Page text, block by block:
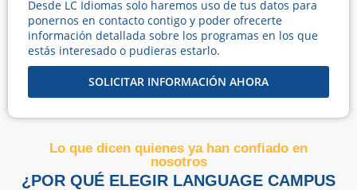
Desde LC Idiomas solo haremos uso de tus datos para
ponernos en contacto contigo y poder ofrecerte
información detallada sobre los programas en los que
estás interesado o pudieras estarlo.
SOLICITAR INFORMACIÓN AHORA
Lo que dicen quienes ya han confiado en
nosotros
¿POR QUÉ ELEGIR LANGUAGE CAMPUS